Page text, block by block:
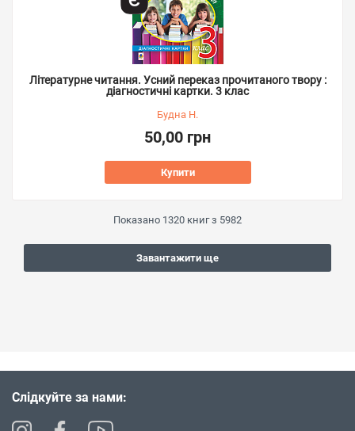
Літературне читання. Усний переказ прочитаного твору :
діагностичні картки. 3 клас
Будна Н.
50,00 грн
Купити
Показано 1320 книг з 5982
Завантажити ще
Слідкуйте за нами: